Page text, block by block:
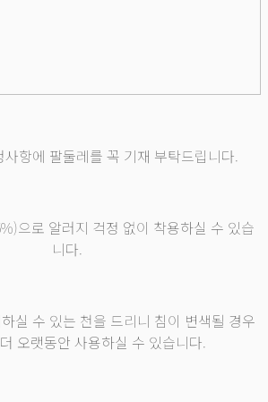
항에 팔둘레를 꼭 기재 부탁드립니다.
으로 알러지 걱정 없이 착용하실 수 있습
니다.
실 수 있는 천을 드리니 침이 변색될 경우
오랫동안 사용하실 수 있습니다.